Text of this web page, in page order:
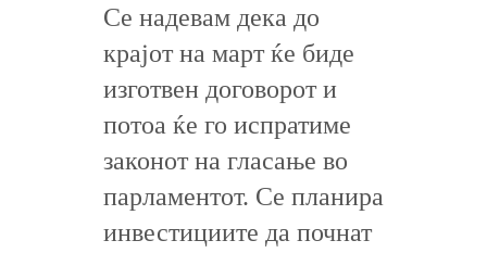
Се надевам дека до
крајот на март ќе биде
изготвен договорот и
потоа ќе го испратиме
законот на гласање во
парламентот. Се планира
инвестициите да почнат